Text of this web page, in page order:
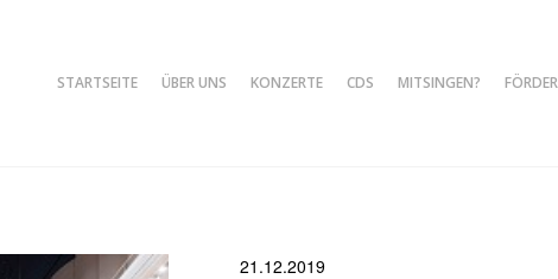
STARTSEITE ÜBER UNS KONZERTE CDS MITSINGEN?
21.12.2019